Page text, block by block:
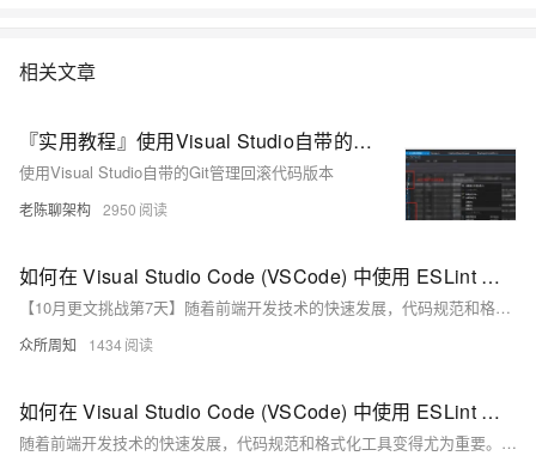
相关文章
『实用教程』使用Visual Studio自带的Git管理回滚代码版本
使用Visual Studio自带的Git管理回滚代码版本
老陈聊架构 2950
如何在 Visual Studio Code (VSCode) 中使用 ESLint 和 Prettier 来检查代码规范并自动格式化 Vue.js 代码。
【10月更文挑战第7天】随着前端开发技术的快速发展，代码规范和格式化工具变得尤为重要。本文介绍了如何在 Visual Studio Code (VSCode) 中使用 ESLint 和 Prettier 来检查代码规范并自动格式化 Vue.js 代码。通过安装和配置这两个工具，可以确保代码风格一致，提升团队协作效率和代码质量。
众所周知 1434
如何在 Visual Studio Code (VSCode) 中使用 ESLint 和 Prettier 检查代码规范并自动格式化 Vue.js 代码，包括安装插件、配置 ESLint 和 Prettier 以及 VSCode 设置的具体步骤
随着前端开发技术的快速发展，代码规范和格式化工具变得尤为重要。本文介绍了如何在 Visual Studio Code (VSCode) 中使用 ESLint 和 Prettier 检查代码规范并自动格式化 Vue.js 代码，包括安装插件、配置 ESLint 和 Prettier 以及 VSCode 设置的具体步骤。通过这些工具，可以显著提升编码效率和代码质量。